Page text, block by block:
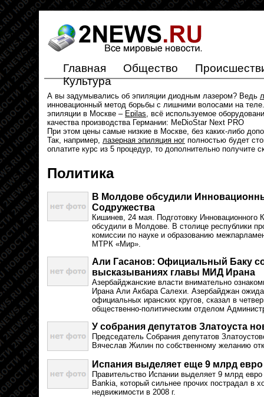
Главная Общество
Культура
А вы задумывались об эпиляции диодным лазером? Ведь
инновационный метод борьбы с лишними волосами на
эпиляции в Москве – Epilas, всё используемое
качества производства Германии: MeDioStar Next PRO
При этом цены самые низкие в Москве, без каких-либо
Так, например, лазерная эпиляция ног полностью будет
оплатите курс из 5 процедур, то дополнительно получите
Политика
В Молдове обсудили
Содружества
Кишинев, 24 мая. Подготовку Инновационного
обсудили в Молдове. В столице республики
комиссии по науке и образованию
МТРК «Мир».
Али Гасанов: Официальный Баку
высказываниях главы МИД Ирана
Азербайджанские власти внимательно
Ирана Али Акбара Салехи. Азербайджан
официальных иранских кругов, сказал в
общественно-политическим отделом
У собрания депутатов Златоуста
Председатель Собрания депутатов
Вячеслав Жилин по собственному желанию
Испания выделяет еще 9 млрд
Правительство Испании выделяет 9 млрд
Bankia, который сильнее прочих пострадал в
недвижимости в 2008 г.